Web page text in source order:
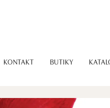
KONTAKT BUTIKY